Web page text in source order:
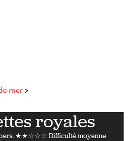
mer
royales
★★☆☆☆ Difficulté moyenne